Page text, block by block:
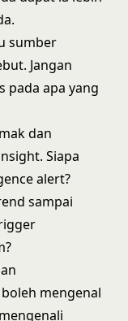
sumber
Jangan
pada apa yang
dan
Siapa
alert?
sampai
mengenal